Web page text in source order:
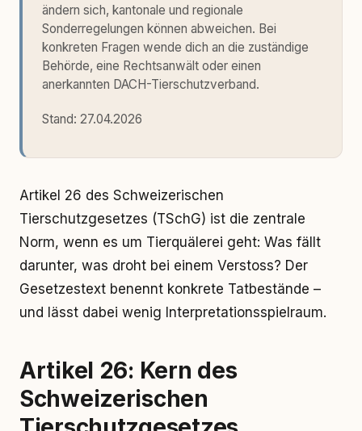
ändern sich, kantonale und regionale
Sonderregelungen können abweichen. Bei
konkreten Fragen wende dich an die zuständige
Behörde, eine Rechtsanwält oder einen
anerkannten DACH-Tierschutzverband.
Stand: 27.04.2026
Artikel 26 des Schweizerischen
Tierschutzgesetzes (TSchG) ist die zentrale
Norm, wenn es um Tierquälerei geht: Was fällt
darunter, was droht bei einem Verstoss? Der
Gesetzestext benennt konkrete Tatbestände –
und lässt dabei wenig Interpretationsspielraum.
Artikel 26: Kern des
Schweizerischen